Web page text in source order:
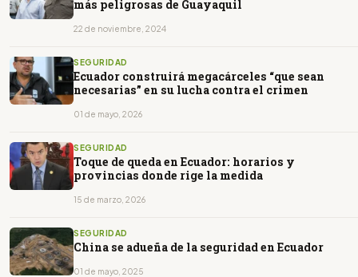
más peligrosas de Guayaquil
22 de noviembre, 2024
SEGURIDAD
Ecuador construirá megacárceles “que sean
necesarias” en su lucha contra el crimen
01 de mayo, 2026
SEGURIDAD
Toque de queda en Ecuador: horarios y
provincias donde rige la medida
15 de marzo, 2026
SEGURIDAD
China se adueña de la seguridad en Ecuador
01 de mayo, 2025